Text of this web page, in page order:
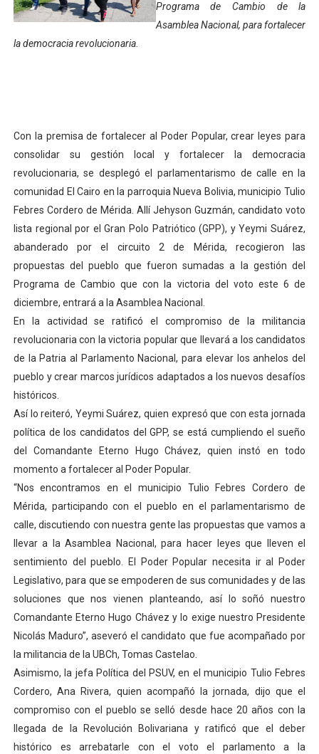
Cmdnna lleva esperanza y atención a casas de abrigo
Comunas de Obispo Ramos de Lora avanzan hacia el
Venezuela Renace 2026 lleva sonrisas y prevención a
Mérida impulsa el mapa de conocimientos con
Complejo Educativo Talento Deportivo lanza Plan
Arnaldo Sánchez reinaugura Parque Recreacional
Corposalud inició talleres para aspirantes al curso de
Programa de Cambio de la
Asamblea Nacional, para fortalecer
la democracia revolucionaria.
Con la premisa de fortalecer al Poder Popular, crear leyes para
consolidar su gestión local y fortalecer la democracia
revolucionaria, se desplegó el parlamentarismo de calle en la
comunidad El Cairo en la parroquia Nueva Bolivia, municipio Tulio
Febres Cordero de Mérida. Allí Jehyson Guzmán, candidato voto
lista regional por el Gran Polo Patriótico (GPP), y Yeymi Suárez,
abanderado por el circuito 2 de Mérida, recogieron las
propuestas del pueblo que fueron sumadas a la gestión del
Programa de Cambio que con la victoria del voto este 6 de
diciembre, entrará a la Asamblea Nacional.
En la actividad se ratificó el compromiso de la militancia
revolucionaria con la victoria popular que llevará a los candidatos
de la Patria al Parlamento Nacional, para elevar los anhelos del
pueblo y crear marcos jurídicos adaptados a los nuevos desafíos
históricos.
Así lo reiteró, Yeymi Suárez, quien expresó que con esta jornada
política de los candidatos del GPP, se está cumpliendo el sueño
del Comandante Eterno Hugo Chávez, quien instó en todo
momento a fortalecer al Poder Popular.
“Nos encontramos en el municipio Tulio Febres Cordero de
Mérida, participando con el pueblo en el parlamentarismo de
calle, discutiendo con nuestra gente las propuestas que vamos a
llevar a la Asamblea Nacional, para hacer leyes que lleven el
sentimiento del pueblo. El Poder Popular necesita ir al Poder
Legislativo, para que se empoderen de sus comunidades y de las
soluciones que nos vienen planteando, así lo soñó nuestro
Comandante Eterno Hugo Chávez y lo exige nuestro Presidente
Nicolás Maduro”, aseveró el candidato que fue acompañado por
la militancia de la UBCh, Tomas Castelao.
Asimismo, la jefa Política del PSUV, en el municipio Tulio Febres
Cordero, Ana Rivera, quien acompañó la jornada, dijo que el
compromiso con el pueblo se selló desde hace 20 años con la
llegada de la Revolución Bolivariana y ratificó que el deber
histórico es arrebatarle con el voto el parlamento a la